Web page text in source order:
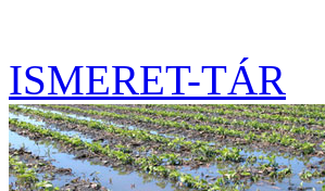
ISMERET-TÁR